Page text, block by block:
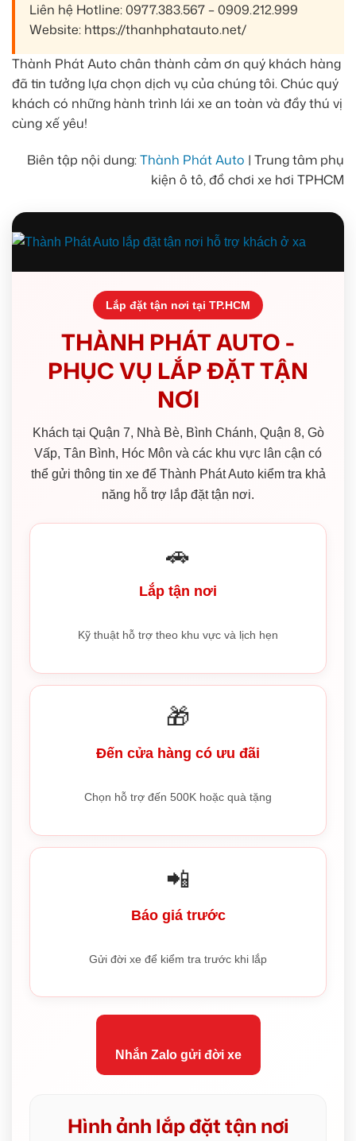
Liên hệ Hotline: 0977.383.567 – 0909.212.999
Website: https://thanhphatauto.net/
Thành Phát Auto chân thành cảm ơn quý khách hàng
đã tin tưởng lựa chọn dịch vụ của chúng tôi. Chúc quý
khách có những hành trình lái xe an toàn và đầy thú vị
cùng xế yêu!
Biên tập nội dung:Thành Phát Auto | Trung tâm phụ
kiện ô tô, đồ chơi xe hơi TPHCM
Lắp đặt tận nơi tại TP.HCM
THÀNH PHÁT AUTO -
PHỤC VỤ LẮP ĐẶT TẬN
NƠI
Khách tại Quận 7, Nhà Bè, Bình Chánh, Quận 8, Gò
Vấp, Tân Bình, Hóc Môn và các khu vực lân cận có
thể gửi thông tin xe để Thành Phát Auto kiểm tra khả
năng hỗ trợ lắp đặt tận nơi.
🚗
Lắp tận nơi
Kỹ thuật hỗ trợ theo khu vực và lịch hẹn
🎁
Đến cửa hàng có ưu đãi
Chọn hỗ trợ đến 500K hoặc quà tặng
📲
Báo giá trước
Gửi đời xe để kiểm tra trước khi lắp
Nhắn Zalo gửi đời xe
Hình ảnh lắp đặt tận nơi